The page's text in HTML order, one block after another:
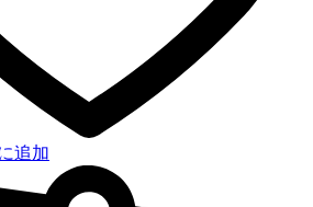
追加